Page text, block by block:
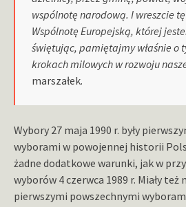
wspólnotę narodową. I wreszcie
Wspólnotę Europejską, której
świętując, pamiętajmy właśnie o
krokach milowych w rozwoju
marszałek.
Wybory 27 maja 1990 r. były
wyborami w powojennej historii
żadne dodatkowe warunki, jak w
wyborów 4 czerwca 1989 r. Miały też
pierwszymi powszechnymi